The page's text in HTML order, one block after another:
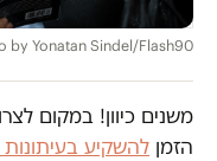
by Yonatan Sindel/Flash90
משנים כיוון! במקום
הזמן להשקיע